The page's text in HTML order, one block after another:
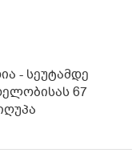
- სეუტამდე
67